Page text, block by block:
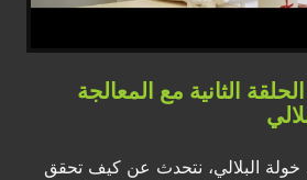
الثانية مع المعالجة
خولة البلالي، نتحدث عن كيف تحقق